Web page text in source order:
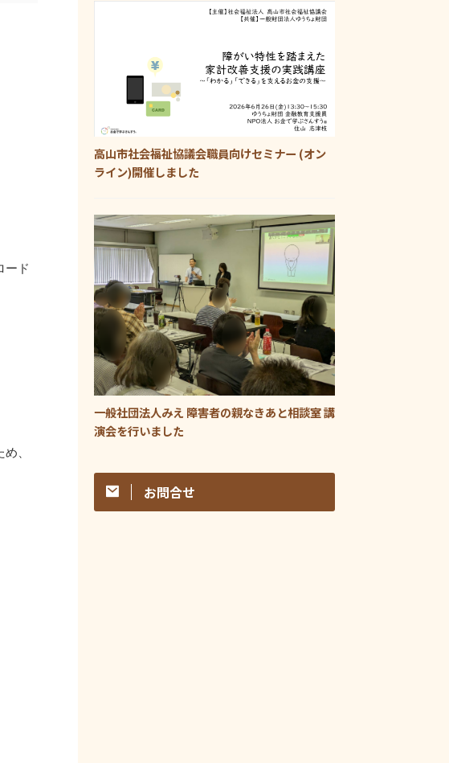
ード
、
高山市社会福祉協議会職員向けセミナー (オン
ライン)開催しました
一般社団法人みえ 障害者の親なきあと相談室 講
演会を行いました
お問合せ